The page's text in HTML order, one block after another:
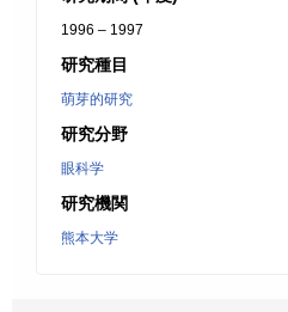
1996 – 1997
研究種目
萌芽的研究
研究分野
眼科学
研究機関
熊本大学